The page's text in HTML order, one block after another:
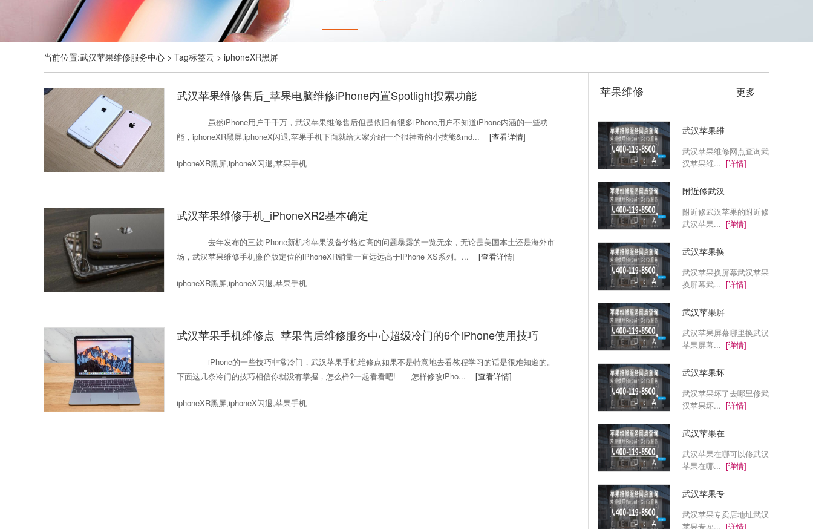
当前位置:武汉苹果维修服务中心 > Tag标签云 > iphoneXR黑屏
武汉苹果维修售后_苹果电脑维修iPhone内置Spotlight搜索功能
虽然iPhone用户千千万，武汉苹果维修售后但是依旧有很多iPhone用户不知道iPhone内涵的一些功
能，iphoneXR黑屏,iphoneX闪退,苹果手机下面就给大家介绍一个很神奇的小技能&md... [查看详情]
iphoneXR黑屏,iphoneX闪退,苹果手机
武汉苹果维修手机_iPhoneXR2基本确定
去年发布的三款iPhone新机将苹果设备价格过高的问题暴露的一览无余，无论是美国本土还是海外市
场，武汉苹果维修手机廉价版定位的iPhoneXR销量一直远远高于iPhone XS系列。... [查看详情]
iphoneXR黑屏,iphoneX闪退,苹果手机
武汉苹果手机维修点_苹果售后维修服务中心超级冷门的6个iPhone使用技巧
iPhone的一些技巧非常冷门，武汉苹果手机维修点如果不是特意地去看教程学习的话是很难知道的。
下面这几条冷门的技巧相信你就没有掌握，怎么样?一起看看吧! 怎样修改iPho... [查看详情]
iphoneXR黑屏,iphoneX闪退,苹果手机
苹果维修 更多
武汉苹果维
武汉苹果维修网点查询武
汉苹果维... [详情]
附近修武汉
附近修武汉苹果的附近修
武汉苹果... [详情]
武汉苹果换
武汉苹果换屏幕武汉苹果
换屏幕武... [详情]
武汉苹果屏
武汉苹果屏幕哪里换武汉
苹果屏幕... [详情]
武汉苹果坏
武汉苹果坏了去哪里修武
汉苹果坏... [详情]
武汉苹果在
武汉苹果在哪可以修武汉
苹果在哪... [详情]
武汉苹果专
武汉苹果专卖店地址武汉
苹果专卖... [详情]